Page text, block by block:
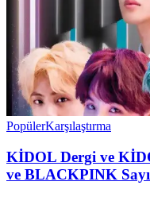
PopülerKarşılaştırma
KİDOL Dergi ve
ve BLACKPINK